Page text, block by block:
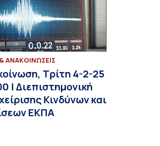
ΑΝΑΚΟΙΝΩΣΕΙΣ
Τρίτη 4-2-25
| Διεπιστημονική
Κινδύνων και
ΕΚΠΑ